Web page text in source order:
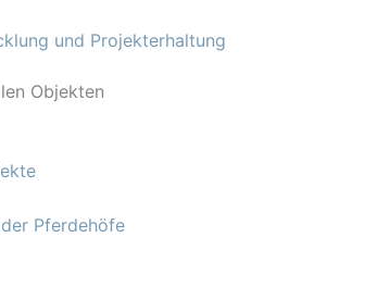
und Projekterhaltung
Objekten
Pferdehöfe